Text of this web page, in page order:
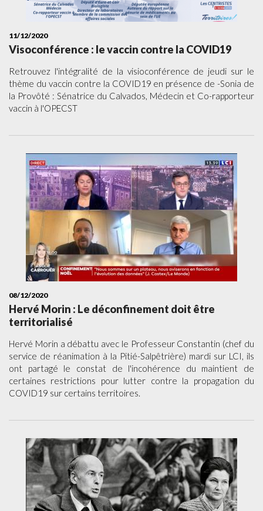
11/12/2020
Visoconférence : le vaccin contre la COVID19
Retrouvez l'intégralité de la visioconférence de jeudi sur le
thème du vaccin contre la COVID19 en présence de -Sonia de
la Provôté : Sénatrice du Calvados, Médecin et Co-rapporteur
vaccin à l'OPECST
08/12/2020
Hervé Morin : Le déconfinement doit être
territorialisé
Hervé Morin a débattu avec le Professeur Constantin (chef du
service de réanimation à la Pitié-Salpêtrière) mardi sur LCI, ils
ont partagé le constat de l'incohérence du maintient de
certaines restrictions pour lutter contre la propagation du
COVID19 sur certains territoires.